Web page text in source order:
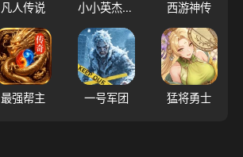
凡人传说 小小英杰：合战天下 西游神传
最强帮主 一号军团 猛将勇士